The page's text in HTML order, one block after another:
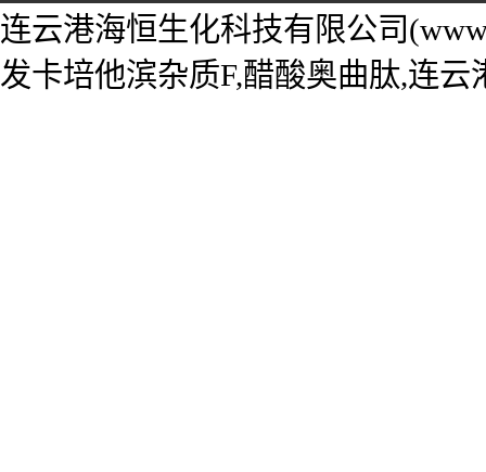
连云港海恒生化科技有限公司
发卡培他滨杂质F,醋酸奥曲肽,连